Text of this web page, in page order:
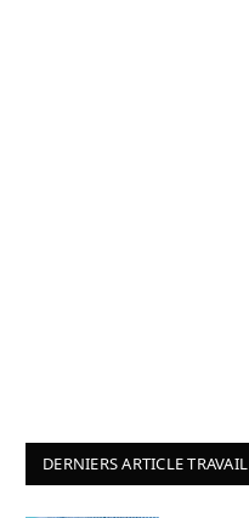
DERNIERS ARTICLE TRAVAIL